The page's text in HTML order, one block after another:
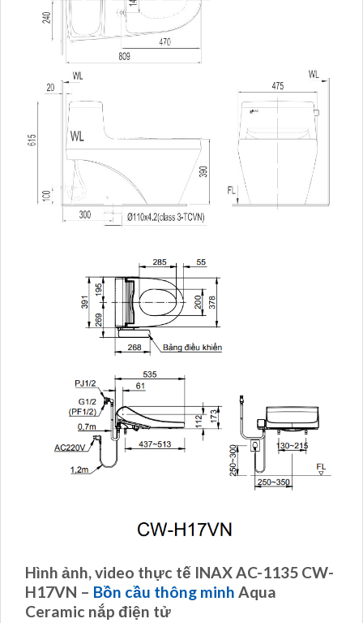
Hình ảnh, video thực tế INAX AC-1135 CW-
H17VN – Bồn cầu thông minh Aqua
Ceramic nắp điện tử